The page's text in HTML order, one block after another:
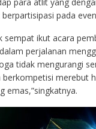
pada
sempat ikut acara
perjalanan
tidak mengurangi
merebut
emas,”singkatnya.